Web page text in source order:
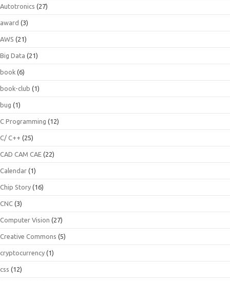
Autotronics (27)
award (3)
AWS (21)
Big Data (21)
book (6)
book-club (1)
bug (1)
C Programming (12)
C/ C++ (25)
CAD CAM CAE (22)
Calendar (1)
Chip Story (16)
CNC (3)
Computer Vision (27)
Creative Commons (5)
cryptocurrency (1)
css (12)